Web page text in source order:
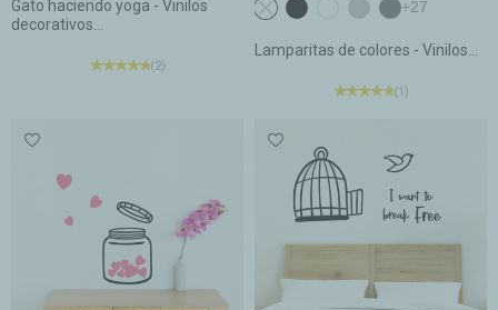
Gato haciendo yoga - Vinilos
decorativos...
(2)
Lamparitas de colores - Vinilos...
(1)
Sin colorc1 Negroc2 Blancoc3 Gris claro
c4 Gris
+27